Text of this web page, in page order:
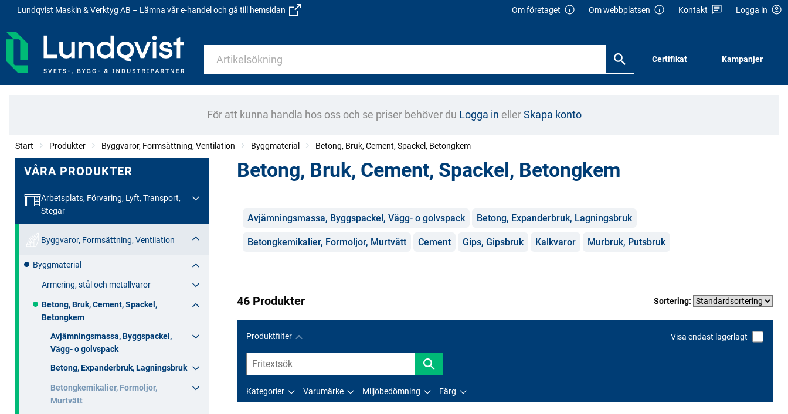
Lundqvist Maskin & Verktyg AB – Lämna vår e-handel och gå till hemsidan Om företaget Om webbplatsen Kontakt Logga in
Certifikat Kampanjer
För att kunna handla hos oss och se priser behöver du Logga in ellerSkapa konto
Start Produkter Byggvaror, Formsättning, Ventilation Byggmaterial Betong, Bruk, Cement, Spackel, Betongkem
VÅRA PRODUKTER
Arbetsplats, Förvaring, Lyft, Transport,
Stegar
Byggvaror, Formsättning, Ventilation
Byggmaterial
Armering, stål och metallvaror
Betong, Bruk, Cement, Spackel,
Betongkem
Avjämningsmassa, Byggspackel,
Vägg- o golvspack
Betong, Expanderbruk, Lagningsbruk
Betongkemikalier, Formoljor,
Murtvätt
Betong, Bruk, Cement, Spackel, Betongkem
Kategorier
Avjämningsmassa, Byggspackel, Vägg- o golvspack Betong, Expanderbruk, Lagningsbruk
Betongkemikalier, Formoljor, Murtvätt Cement Gips, Gipsbruk Kalkvaror Murbruk, Putsbruk
46 Produkter Sortering:
Produktfilter Visa endast lagerlagt
Kategorier Varumärke Miljöbedömning Färg